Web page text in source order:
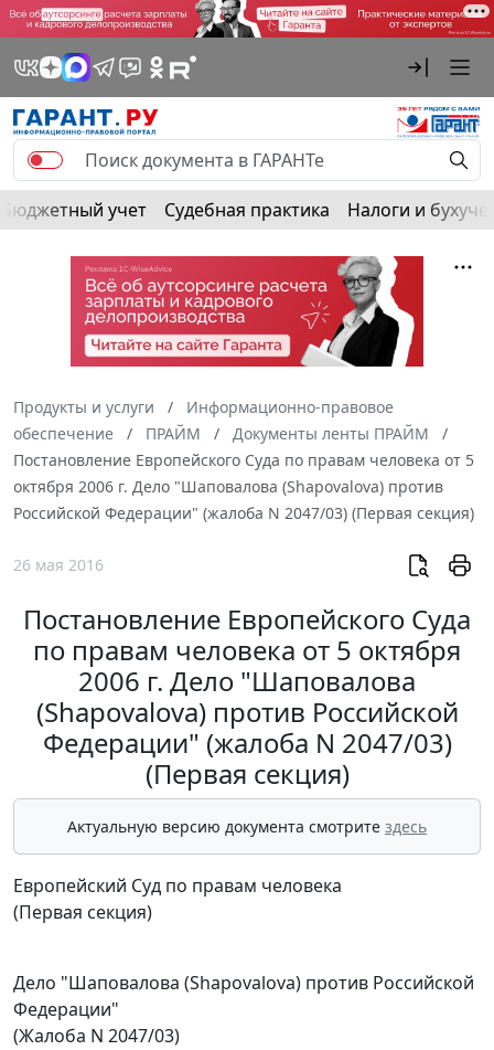
Бюджетный учет Судебная практика Налоги и
Продукты и услуги
Информационно-правовое
обеспечение
ПРАЙМ
Документы ленты ПРАЙМ
Постановление Европейского Суда по правам человека от 5
октября 2006 г. Дело "Шаповалова (Shapovalova) против
Российской Федерации" (жалоба N 2047/03) (Первая секция)
26 мая 2016
Постановление Европейского Суда
по правам человека от 5 октября
2006 г. Дело "Шаповалова
(Shapovalova) против Российской
Федерации" (жалоба N 2047/03)
(Первая секция)
Актуальную версию документа смотрите здесь
Европейский Суд по правам человека
(Первая секция)
Дело "Шаповалова (Shapovalova) против Российской
Федерации"
(Жалоба N 2047/03)